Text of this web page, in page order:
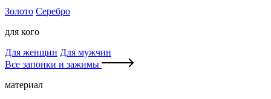
Золото Серебро
для кого
Для женщин Для мужчин
Все запонки и зажимы
материал